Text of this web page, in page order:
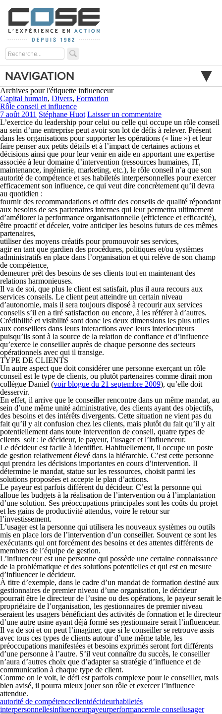
NAVIGATION
Archives pour l'étiquette influenceur
Capital humain, Divers, Formation
Rôle conseil et influence
7 août 2011 Stéphane Huot Laisser un commentaire
L’exercice du leadership pour celui ou celle qui occupe un rôle conseil
au sein d’une entreprise peut avoir son lot de défis à relever. Présent
dans les organisations pour supporter les opérations (« line ») et leur
faire penser aux petits détails et à l’impact de certaines actions et
décisions ainsi que pour leur venir en aide en apportant une expertise
associée à leur domaine d’intervention (ressources humaines, IT,
maintenance, ingénierie, marketing, etc.), le rôle conseil n’a que son
autorité de compétence et ses habiletés interpersonnelles pour exercer
efficacement son influence, ce qui veut dire concrètement qu’il devra
au quotidien :
fournir des recommandations et offrir des conseils de qualité répondant
aux besoins de ses partenaires internes qui leur permettra ultimement
d’améliorer la performance organisationnelle (efficience et efficacité),
être proactif et déceler, voire anticiper les besoins futurs de ces mêmes
partenaires,
utiliser des moyens créatifs pour promouvoir ses services,
agir en tant que gardien des procédures, politiques et/ou systèmes
administratifs en place dans l’organisation et qui relève de son champ
de compétence,
demeurer prêt des besoins de ses clients tout en maintenant des
relations harmonieuses.
Il va de soi, que plus le client est satisfait, plus il aura recours aux
services conseils. Le client peut atteindre un certain niveau
d’autonomie, mais il sera toujours disposé à recourir aux services
conseils s’il en a tiré satis­faction ou encore, à les référer à d’autres.
Crédibilité et visibilité sont donc les deux dimensions les plus utiles
aux conseillers dans leurs interactions avec leurs interlocuteurs
puisqu’ils sont à la source de la relation de confiance et d’influence
qu’exerce le conseiller auprès de chaque personne des secteurs
opérationnels avec qui il transige.
TYPE DE CLIENTS
Un autre aspect que doit considérer une personne exerçant un rôle
conseil est le type de clients, ou plutôt partenaires comme dirait mon
collègue Daniel (voir blogue du 21 septembre 2009), qu’elle doit
desservir.
En effet, il arrive que le conseiller rencontre dans un même mandat, au
sein d’une même unité administrative, des clients ayant des objectifs,
des besoins et des intérêts divergents. Cette situation ne vient pas du
fait qu’il y ait confusion chez les clients, mais plutôt du fait qu’il y ait
potentiellement dans toute intervention de conseil, quatre types de
clients soit : le décideur, le payeur, l’usageret l’influenceur.
Le décideurest facile à identifier. Habituellement, il occupe un poste
de gestion relativement élevé dans la hiérarchie. C’est cette personne
qui prendra les décisions importantes en cours d’intervention. Il
détermine le mandat, statue sur les ressources, choisit parmi les
solutions proposées et accepte le plan d’actions.
Le payeurest parfois différent du décideur. C’est la personne qui
alloue les budgets à la réalisation de l’intervention ou à l’implantation
d’une solution. Ses préoccu­pations principales sont les coûts du projet
et les gains de productivité attendus, voire le retour sur
l’investissement.
L’usagerest la personne qui utilisera les nouveaux systèmes ou outils
mis en place lors de l’intervention d’un conseiller. Souvent ce sont les
exécutants qui ont forcément des besoins et des attentes différents de
membres de l’équipe de gestion.
L’influenceurest une personne qui possède une certaine connaissance
de la pro­blé­matique et des solutions potentielles et qui est en mesure
d’influencer le décideur.
À titre d’exemple, dans le cadre d’un mandat de formation destiné aux
gestionnaires de premier niveau d’une organisation, le décideur
pourrait être le directeur de l’usine ou des opérations, le payeur serait le
propriétaire de l’organisation, les gestionnaires de premier niveau
seraient les usagers bénéficiant des activités de formation et le directeur
d’une autre usine ayant déjà formé ses gestionnaire serait l’influenceur.
Il va de soi et on peut l’imaginer, que si le conseiller se retrouve assis
avec tous ces types de clients autour d’une même table, les
préoccupations manifestées et besoins exprimés seront fort différents
d’une personne à l’autre. S’il veut connaître du succès, le conseiller
n’aura d’autres choix que d’adapter sa stratégie d’influence et de
communication à chaque type de client.
Comme on le voit, le défi est parfois complexe pour le conseiller, mais
bien avisé, il pourra mieux jouer son rôle et exercer l’influence
attendue.
autorité de compétenceclientdécideurhabiletés
interpersonnellesinfluenceurpayeurperformancerole conseilusager